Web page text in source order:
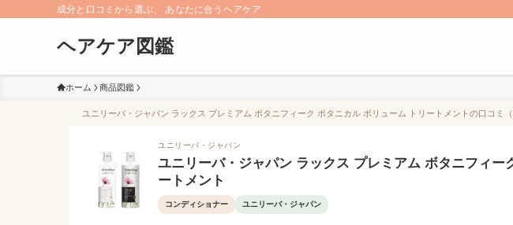
成分と口コミから選ぶ、 あなたに合うヘアケア
ヘアケア図鑑
ホーム 商品図鑑
ユニリーバ・ジャパン ラックス プレミアム ボタニフィーク ボタニカル ボリューム トリートメントの口コミ
ユニリーバ・ジャパン
ユニリーバ・ジャパン ラックス プレミアム ボタニフィー
ートメント
コンディショナー ユニリーバ・ジャパン